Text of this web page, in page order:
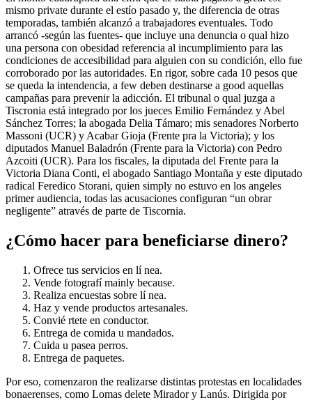
mismo private durante el estío pasado y, the diferencia de otras
temporadas, también alcanzó a trabajadores eventuales. Todo
arrancó -según las fuentes- que incluye una denuncia o qual hizo
una persona con obesidad referencia al incumplimiento para las
condiciones de accesibilidad para alguien con su condición, ello fue
corroborado por las autoridades. En rigor, sobre cada 10 pesos que
se queda la intendencia, a few deben destinarse a good aquellas
campañas para prevenir la adicción. El tribunal o qual juzga a
Tiscronia está integrado por los jueces Emilio Fernández y Abel
Sánchez Torres; la abogada Delia Támaro; mis senadores Norberto
Massoni (UCR) y Acabar Gioja (Frente pra la Victoria); y los
diputados Manuel Baladrón (Frente para la Victoria) con Pedro
Azcoiti (UCR). Para los fiscales, la diputada del Frente para la
Victoria Diana Conti, el abogado Santiago Montaña y este diputado
radical Feredico Storani, quien simply no estuvo en los angeles
primer audiencia, todas las acusaciones configuran “un obrar
negligente” através de parte de Tiscornia.
¿Cómo hacer para beneficiarse dinero?
Ofrece tus servicios en lí nea.
Vende fotografí mainly because.
Realiza encuestas sobre lí nea.
Haz y vende productos artesanales.
Convié rtete en conductor.
Entrega de comida u mandados.
Cuida u pasea perros.
Entrega de paquetes.
Por eso, comenzaron the realizarse distintas protestas en localidades
bonaerenses, como Lomas delete Mirador y Lanús. Dirigida por